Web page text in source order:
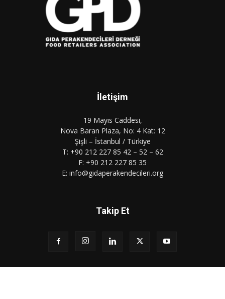
İletişim
19 Mayıs Caddesi,
Nova Baran Plaza, No: 4 Kat: 12
Şişli – İstanbul / Türkiye
T: +90 212 227 85 42 – 52 – 62
F: +90 212 227 85 35
E: info@gidaperakendecileri.org
Takip Et